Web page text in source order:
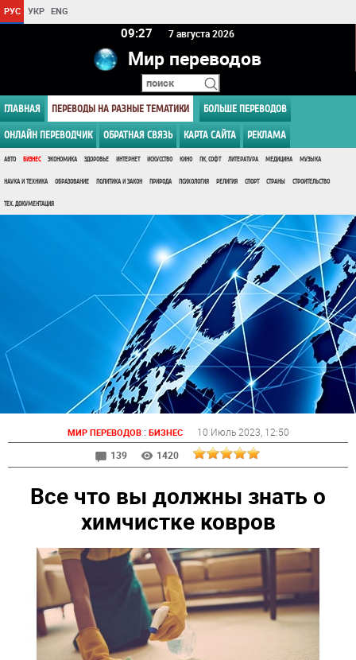
РУС УКР ENG
09 27 7 августа 2026
Мир переводов
ГЛАВНАЯ ПЕРЕВОДЫ НА РАЗНЫЕ ТЕМАТИКИ БОЛЬШЕ ПЕРЕВОДОВ
ОНЛАЙН ПЕРЕВОДЧИК ОБРАТНАЯ СВЯЗЬ КАРТА САЙТА РЕКЛАМА
АВТО БИЗНЕС ЭКОНОМИКА ЗДОРОВЬЕ ИНТЕРНЕТ ИСКУССТВО КИНО ПК, СОФТ ЛИТЕРАТУРА МЕДИЦИНА МУЗЫКА
НАУКА И ТЕХНИКА ОБРАЗОВАНИЕ ПОЛИТИКА И ЗАКОН ПРИРОДА ПСИХОЛОГИЯ РЕЛИГИЯ СПОРТ СТРАНЫ СТРОИТЕЛЬСТВО
ТЕХ. ДОКУМЕНТАЦИЯ
МИР ПЕРЕВОДОВ: БИЗНЕС 10 Июль 2023 , 12:50
139
1420
Все что вы должны знать о
химчистке ковров